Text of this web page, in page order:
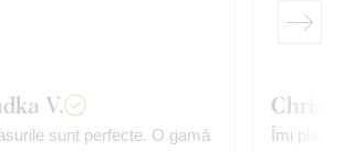
V.
sunt perfecte. O gamă
Îmi